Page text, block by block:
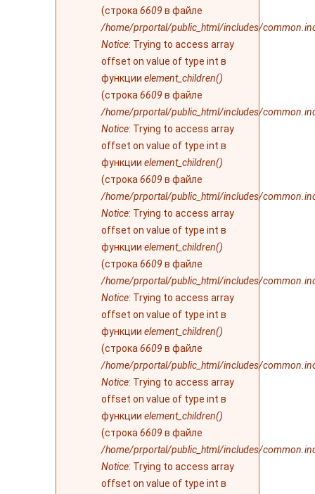
(строка 6609 в файле
/home/prportal/public_html/includes/
Notice: Trying to access array
offset on value of type int в
функции element_children()
(строка 6609 в файле
/home/prportal/public_html/includes/
Notice: Trying to access array
offset on value of type int в
функции element_children()
(строка 6609 в файле
/home/prportal/public_html/includes/
Notice: Trying to access array
offset on value of type int в
функции element_children()
(строка 6609 в файле
/home/prportal/public_html/includes/
Notice: Trying to access array
offset on value of type int в
функции element_children()
(строка 6609 в файле
/home/prportal/public_html/includes/
Notice: Trying to access array
offset on value of type int в
функции element_children()
(строка 6609 в файле
/home/prportal/public_html/includes/
Notice: Trying to access array
offset on value of type int в